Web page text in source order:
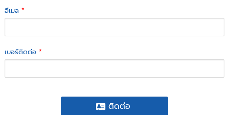
อีเมล*
เบอร์ติดต่อ*
ติดต่อ